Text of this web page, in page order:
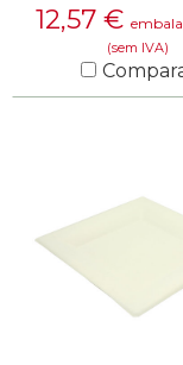
12,57 €
(sem IVA)